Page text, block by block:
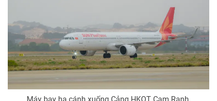
Nhân vật
Khán giả
Giải sao mai
Điện ảnh
Âm nhạc
Sao
Đời sống
Du lịch
Làm đẹp
Chất lượng cuộc sống
Giáo dục
Công nghệ